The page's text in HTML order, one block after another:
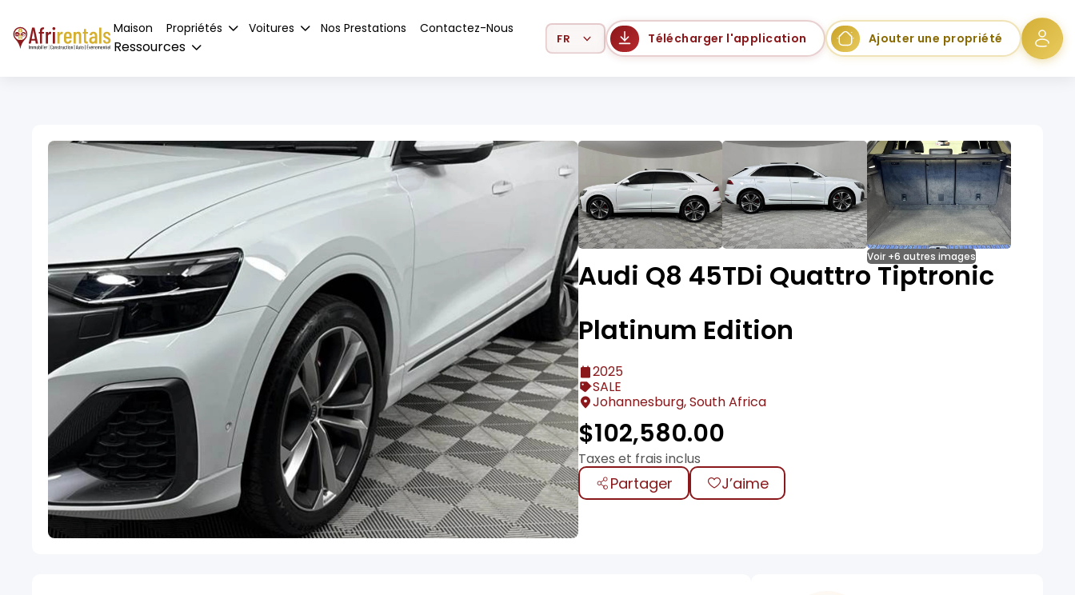
Maison Propriétés Voitures Nos Prestations Contactez-Nous
Ressources
Select Language Télécharger l'application Ajouter une propriété
Voir +6 autres images
Audi Q8 45TDi Quattro Tiptronic
Platinum Edition
2025
SALE
Johannesburg, South Africa
$102,580.00
Taxes et frais inclus
Partager J’aime